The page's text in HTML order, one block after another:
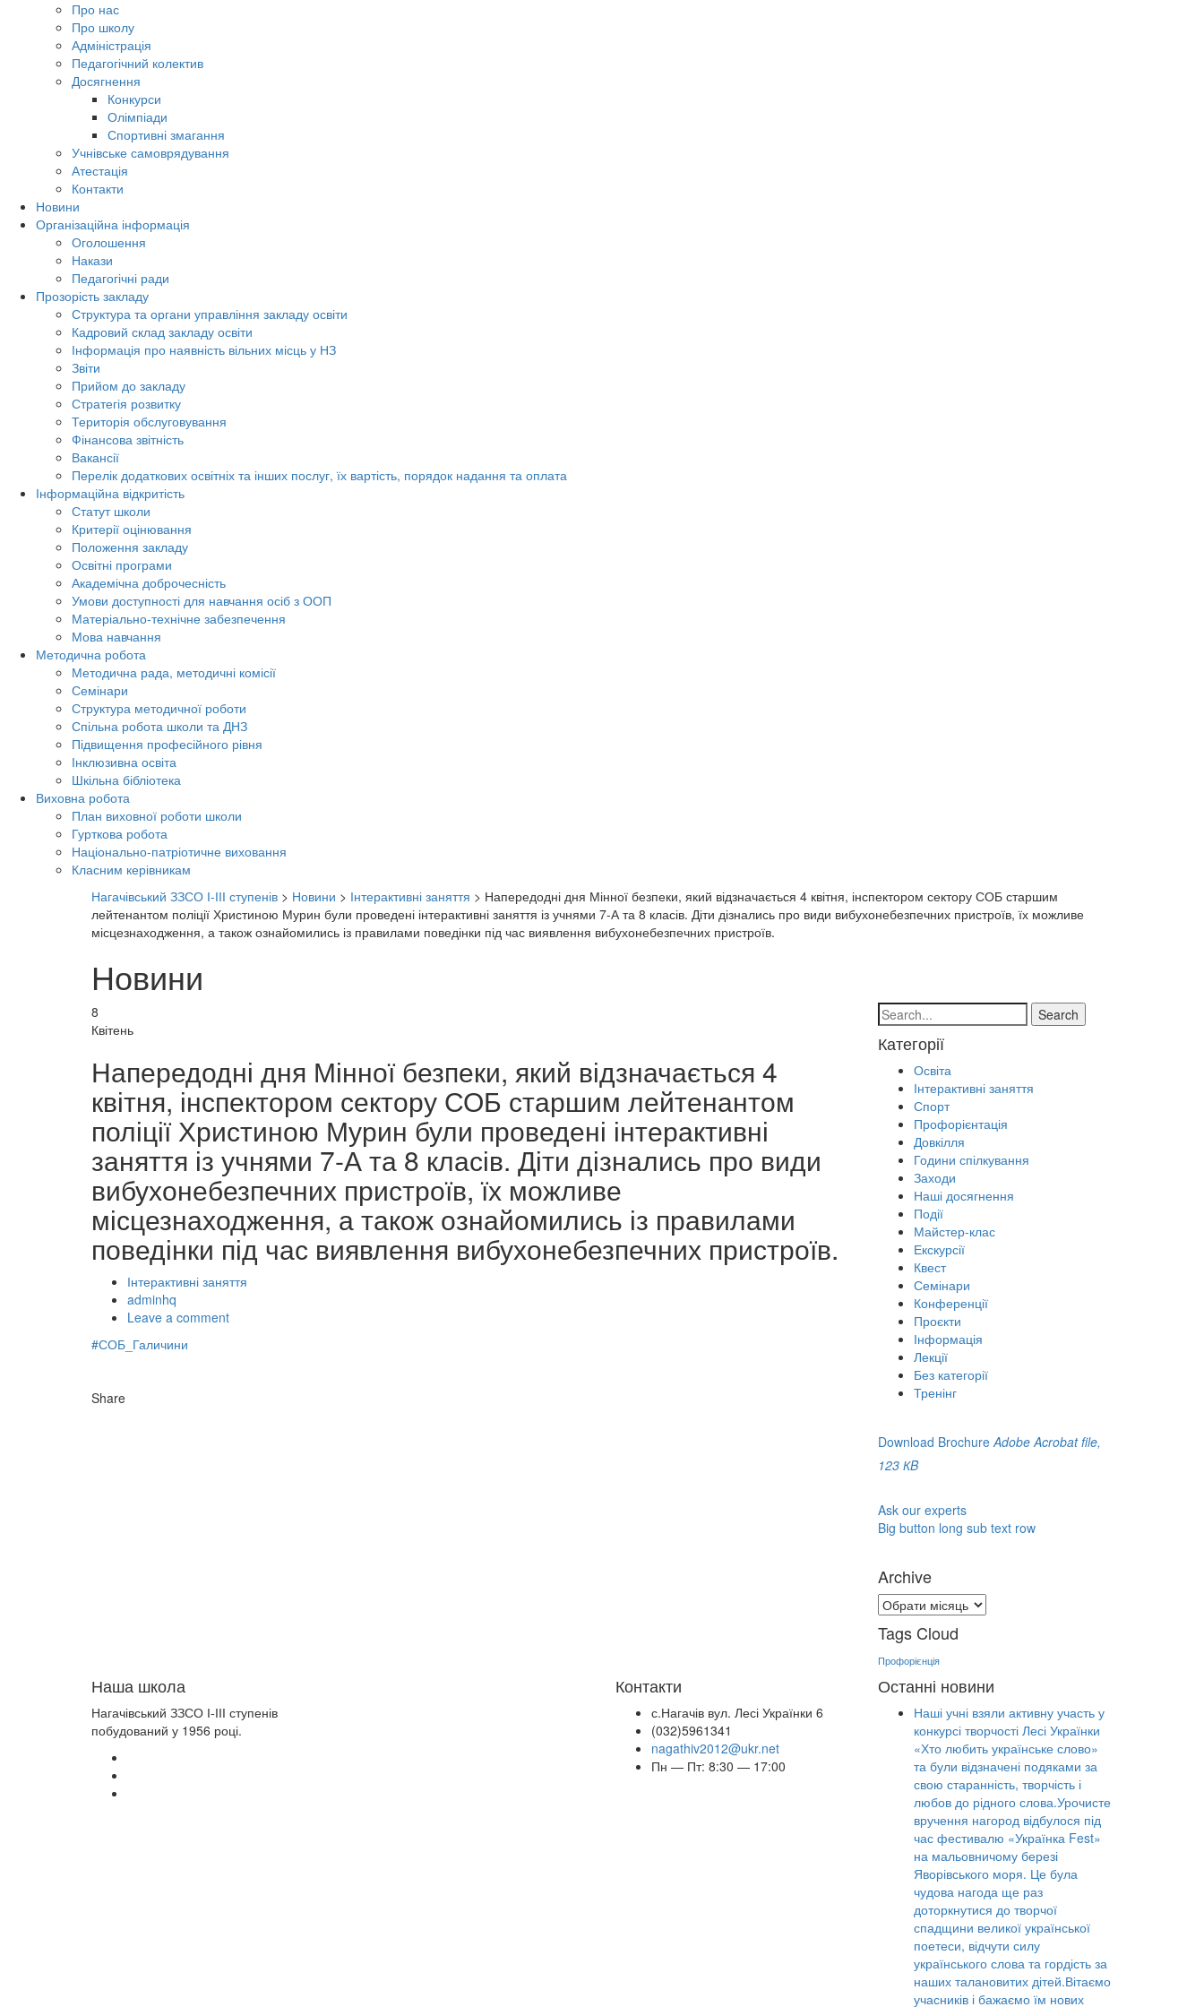
Про нас
Про школу
Адміністрація
Педагогічний колектив
Досягнення
Конкурси
Олімпіади
Спортивні змагання
Учнівське самоврядування
Атестація
Контакти
Новини
Організаційна інформація
Оголошення
Накази
Педагогічні ради
Прозорість закладу
Структура та органи управління закладу освіти
Кадровий склад закладу освіти
Інформація про наявність вільних місць у НЗ
Звіти
Прийом до закладу
Стратегія розвитку
Територія обслуговування
Фінансова звітність
Вакансії
Перелік додаткових освітніх та інших послуг, їх вартість, порядок надання та оплата
Інформаційна відкритість
Статут школи
Критерії оцінювання
Положення закладу
Освітні програми
Академічна доброчесність
Умови доступності для навчання осіб з ООП
Матеріально-технічне забезпечення
Мова навчання
Методична робота
Методична рада, методичні комісії
Семінари
Структура методичної роботи
Спільна робота школи та ДНЗ
Підвищення професійного рівня
Інклюзивна освіта
Шкільна бібліотека
Виховна робота
План виховної роботи школи
Гурткова робота
Національно-патріотичне виховання
Класним керівникам
Нагачівський ЗЗСО І-ІІІ ступенів > Новини > Інтерактивні заняття > Напередодні дня Мінної безпеки, який відзначається 4 квітня, інспектором сектору СОБ старшим
лейтенантом поліції Христиною Мурин були проведені інтерактивні заняття із учнями 7-А та 8 класів. Діти дізнались про види вибухонебезпечних пристроїв, їх можливе
місцезнаходження, а також ознайомились із правилами поведінки під час виявлення вибухонебезпечних пристроїв.
Новини
8
Квітень
Напередодні дня Мінної безпеки, який відзначається 4
квітня, інспектором сектору СОБ старшим лейтенантом
поліції Христиною Мурин були проведені інтерактивні
заняття із учнями 7-А та 8 класів. Діти дізнались про види
вибухонебезпечних пристроїв, їх можливе
місцезнаходження, а також ознайомились із правилами
поведінки під час виявлення вибухонебезпечних пристроїв.
Інтерактивні заняття
Author
adminhq
Leave a comment
#СОБ_Галичини
Share
Search
Категорії
Освіта
Інтерактивні заняття
Спорт
Профорієнтація
Довкілля
Години спілкування
Заходи
Наші досягнення
Події
Майстер-клас
Екскурсії
Квест
Семінари
Конференції
Проєкти
Інформація
Лекції
Без категорії
Тренінг
Download Brochure Adobe Acrobat file,
123 КB
Ask our experts
Big button long sub text row
Archive
Archive
Tags Cloud
Профорієнція
Наша школа
Нагачівський ЗЗСО І-ІІІ ступенів
побудований у 1956 році.
Контакти
с.Нагачів вул. Лесі Українки 6
(032)5961341
nagathiv2012@ukr.net
Пн — Пт: 8:30 — 17:00
Останні новини
Наші учні взяли активну участь у
конкурсі творчості Лесі Українки
«Хто любить українське слово»
та були відзначені подяками за
свою старанність, творчість і
любов до рідного слова.Урочисте
вручення нагород відбулося під
час фестивалю «Українка Fest»
на мальовничому березі
Яворівського моря. Це була
чудова нагода ще раз
доторкнутися до творчої
спадщини великої української
поетеси, відчути силу
українського слова та гордість за
наших талановитих дітей.Вітаємо
учасників і бажаємо їм нових